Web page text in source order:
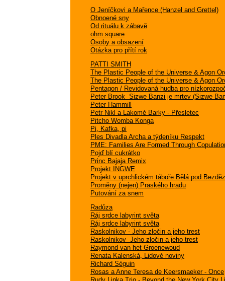
O Jeníčkovi a Mařence (Hanzel and Grettel)
Obnoené sny
Od rituálu k zábavě
ohm square
Osoby a obsazení
Otázka pro přítí rok
PATTI SMITH
The Plastic People of the Universe & Agon
The Plastic People of the Universe & Agon
Pentagon / Revidovaná hudba pro
Peter Brook  Sizwe Banzi je mrtev (Sizwe
Peter Hammill
Petr Nikl a Lakomé Barky - Přesletec
Pitcho Womba Konga
Pi, Kafka, pi
Ples Divadla Archa a týdeníku Respekt
PME: Families Are Formed Through
Pojď blí cukrátko
Princ Bajaja Remix
Projekt INGWE
Projekt v uprchlickém táboře Bělá pod
Proměny (nejen) Praského hradu
Putování za snem
Radůza
Ráj srdce labyrint světa
Ráj srdce labyrint světa
Raskolnikov - Jeho zločin a jeho trest
Raskolnikov  Jeho zločin a jeho trest
Raymond van het Groenewoud
Renata Kalenská, Lidové noviny
Richard Séguin
Rosas a Anne Teresa de Keersmaeker - Once